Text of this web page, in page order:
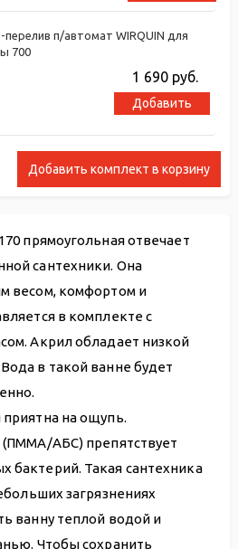
Добавить комплект в корзину
перелив п/автомат WIRQUIN для
700
1 690руб.
Добавить
прямоугольная отвечает
сантехники. Она
весом, комфортом и
в комплекте с
Акрил обладает низкой
в такой ванне будет
на ощупь.
(ПММА/АБС) препятствует
бактерий. Такая сантехника
загрязнениях
ванну теплой водой и
Чтобы сохранить